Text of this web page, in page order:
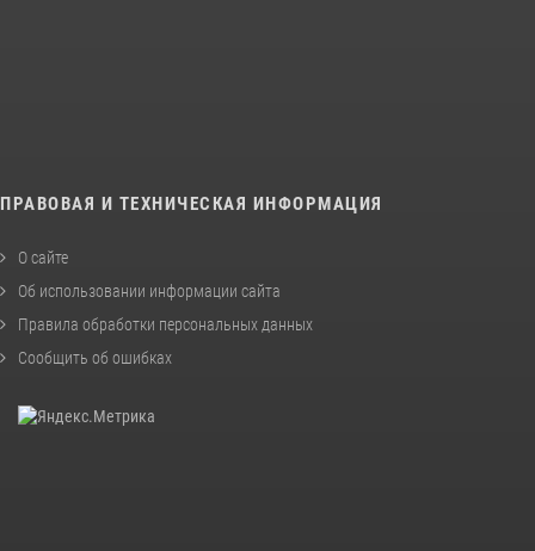
ПРАВОВАЯ И ТЕХНИЧЕСКАЯ ИНФОРМАЦИЯ
О сайте
Об использовании информации сайта
Правила обработки персональных данных
Сообщить об ошибках